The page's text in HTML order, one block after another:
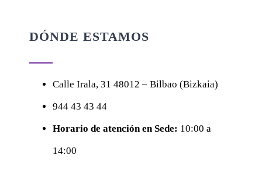
DÓNDE ESTAMOS
Calle Irala, 31 48012 – Bilbao (Bizkaia)
944 43 43 44
Horario de atención en Sede: 10:00 a
14:00